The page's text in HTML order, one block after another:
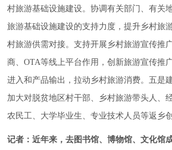
村旅游基础设施建设。协调有关部门、有关
旅游基础设施建设的支持力度，提升乡村旅
村旅游供需对接。支持开展乡村旅游宣传推
商、OTA等线上平台作用，创新旅游宣传推
进入和产品输出，拉动乡村旅游消费。五是
加大对脱贫地区村干部、乡村旅游带头人、
农民工、大学毕业生、专业技术人员等返乡
记者：近年来，去图书馆、博物馆、文化馆